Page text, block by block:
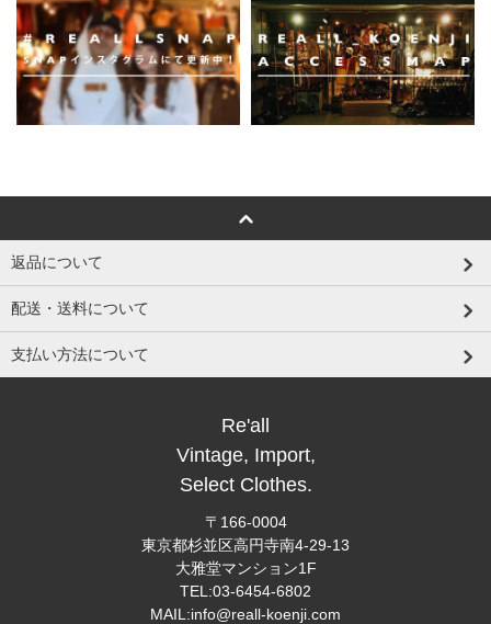
返品について
配送・送料について
支払い方法について
Re'all
Vintage, Import,
Select Clothes.
〒166-0004
東京都杉並区高円寺南4-29-13
大雅堂マンション1F
TEL:03-6454-6802
MAIL:info@reall-koenji.com